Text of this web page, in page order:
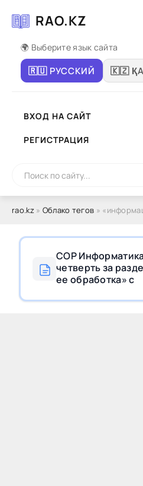
RAO.KZ
🌍 Выберите язык сайта
🇷🇺 РУССКИЙ 🇰🇿
ВХОД НА САЙТ
РЕГИСТРАЦИЯ
rao.kz» Облако тегов »
СОР Информатика
четверть за
ее обработка» c